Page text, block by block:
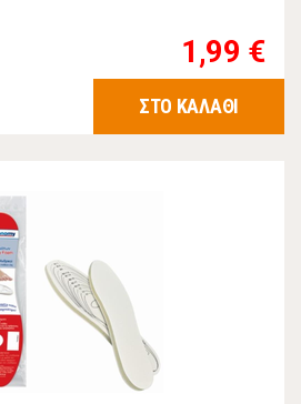
1,99 €
ΣΤΟ ΚΑΛΑΘΙ